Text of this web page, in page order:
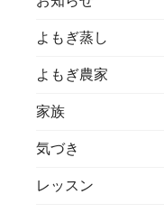
よもぎ蒸し
よもぎ農家
家族
気づき
レッスン